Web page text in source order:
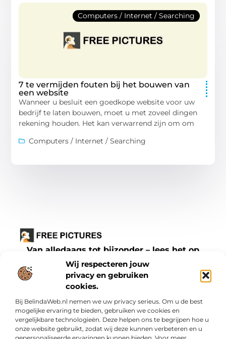
Wij respecteren jouw
privacy en gebruiken
cookies.
Bij BelindaWeb.nl nemen we uw privacy serieus. Om u de best
mogelijke ervaring te bieden, gebruiken we cookies en
vergelijkbare technologieën. Deze helpen ons te begrijpen hoe u
onze website gebruikt, zodat wij deze kunnen verbeteren en u
Computers / Internet / Searching
7 te vermijden fouten bij het bouwen van
een website
Wanneer u besluit een goedkope website voor uw
bedrijf te laten bouwen, moet u met zoveel dingen
rekening houden. Het kan verwarrend zijn om om
Computers / Internet / Searching
Van alledaags tot bijzonder – lees het op
freepictures.nl.
Ontdek inspirerende blogs en artikelen over
alles wat het dagelijks leven te bieden heeft.
Bericht categorie